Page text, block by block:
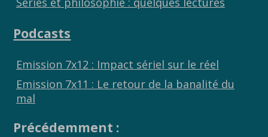
Podcasts
Emission 7x12 : Impact sériel sur le réel
Emission 7x11 : Le retour de la banalité du
mal
Précédemment :